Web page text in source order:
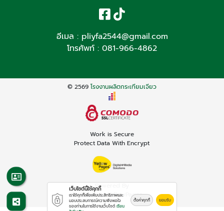
อีเมล : pliyfa2544@gmail.com
โทรศัพท์ : 081-966-4862
© 2569 โรงงานผลิตกระเทียมเจียว
Work is Secure
Protect Data With Encrypt
Powered By
Thailand YellowPages
เว็บไซต์นี้ใช้คุกกี้
เราใช้คุกกี้เพื่อเพิ่มประสิทธิภาพและ
มอบประสบการณ์ความพึงพอใจ
ของท่านในการใช้งานเว็บไซต์ เรียน
ตั้งค่าคุกกี้ ยอมรับ